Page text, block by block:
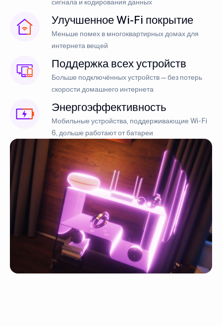
сигнала и кодирования данных
Улучшенное Wi-Fi покрытие
Меньше помех в многоквартирных домах для
интернета вещей
Поддержка всех устройств
Больше подключённых устройств — без потерь
скорости домашнего интернета
Энергоэффективность
Мобильные устройства, поддерживающие Wi-Fi
6, дольше работают от батареи